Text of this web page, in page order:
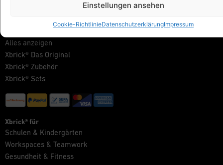
Einstellungen ansehen
Cookie-RichtlinieDatenschutzerklärungImpressum
Alles anzeigen
Xbrick® Das Original
Xbrick® Zubehör
Xbrick® Sets
Xbrick® für
Schulen & Kindergärten
Workspaces & Teamwork
Gesundheit & Fitness